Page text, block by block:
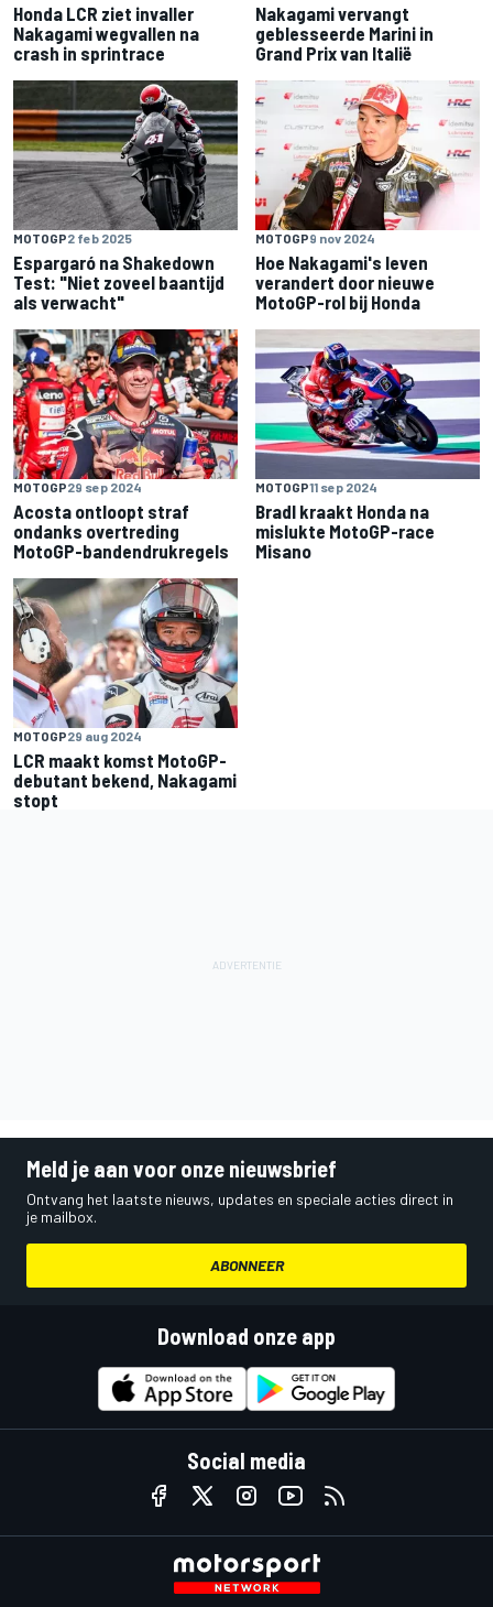
Honda LCR ziet invaller
Nakagami wegvallen na
crash in sprintrace
Nakagami vervangt
geblesseerde Marini in
Grand Prix van Italië
MOTOGP2 feb 2025
Espargaró na Shakedown
Test: "Niet zoveel baantijd
als verwacht"
MOTOGP9 nov 2024
Hoe Nakagami's leven
verandert door nieuwe
MotoGP-rol bij Honda
MOTOGP29 sep 2024
Acosta ontloopt straf
ondanks overtreding
MotoGP-bandendrukregels
MOTOGP11 sep 2024
Bradl kraakt Honda na
mislukte MotoGP-race
Misano
MOTOGP29 aug 2024
LCR maakt komst MotoGP-
debutant bekend, Nakagami
stopt
Meld je aan voor onze nieuwsbrief
Ontvang het laatste nieuws, updates en speciale acties direct in
je mailbox.
ABONNEER
Download onze app
Social media